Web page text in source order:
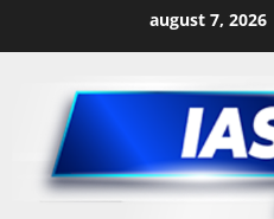
august 7, 2026